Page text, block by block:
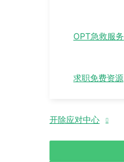
OPT急救服务
求职免费资源
开除应对中心